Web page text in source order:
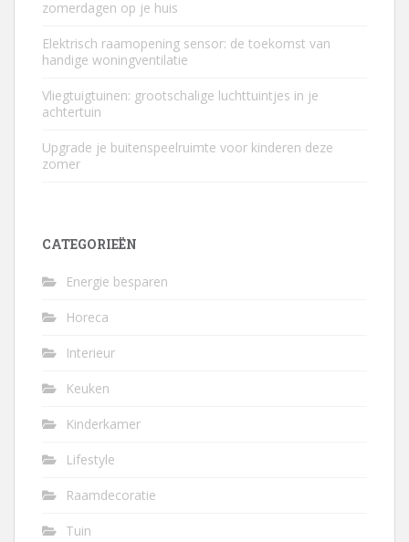
zomerdagen op je huis
Elektrisch raamopening sensor: de toekomst van
handige woningventilatie
Vliegtuigtuinen: grootschalige luchttuintjes in je
achtertuin
Upgrade je buitenspeelruimte voor kinderen deze
zomer
CATEGORIEËN
Energie besparen
Horeca
Interieur
Keuken
Kinderkamer
Lifestyle
Raamdecoratie
Tuin